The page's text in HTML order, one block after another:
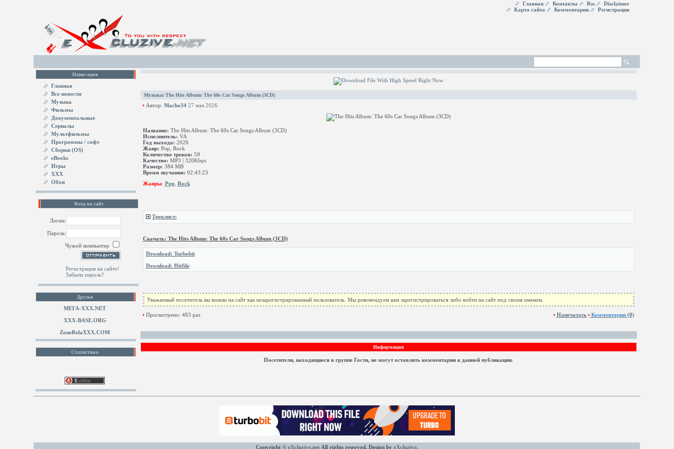
Главная Контакты Rss
Disclaimer
Карта сайта
Комментарии Регистрация
Навигация
Главная
Все новости
Музыка
Фильмы
Документальные
Сериалы
Мультфильмы
Программы / софт
Сборки (OS)
eBooks
Игры
XXX
Обои
Вход на сайт
Логин:
Пароль:
Чужой компьютер
Регистрация на сайте!
Забыли пароль?
Друзья
МЕГА-ХХХ.NET
XXX-BASE.ORG
ZoneRelaXXX.COM
Статистика
Музыка: The Hits Album: The 60s Car Songs Album (3CD)
Автор: Macho34 27 мая 2026
Название: The Hits Album: The 60s Car Songs Album (3CD)
Исполнитель: VA
Год выхода: 2026
Жанр: Pop, Rock
Количество треков: 59
Качество: MP3 | 320Kbps
Размер: 384 MB
Время звучания: 02:43:23
Жанры: Pop, Rock
Треклист:
Скачать: The Hits Album: The 60s Car Songs Album (3CD)
Download: Turbobit
Download: Hitfile
Уважаемый посетитель вы вошли на сайт как незарегистрированный пользователь. Мы рекомендуем вам зарегистрироваться либо войти на сайт под своим именем.
Просмотрено: 483 раз Напечатать Комментарии(0)
Информация
Посетители, находящиеся в группе Гости, не могут оставлять комментарии к данной публикации.
Copyright © eXcluzive.netAll rights reserved. Design by eXcluzive.